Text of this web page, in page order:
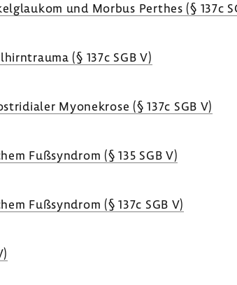
und Morbus Perthes (§ 137c
(§ 137c SGB V)
Myone­krose (§ 137c SGB V)
Fußsyn­drom (§ 135 SGB V)
Fußsyn­drom (§ 137c SGB V)